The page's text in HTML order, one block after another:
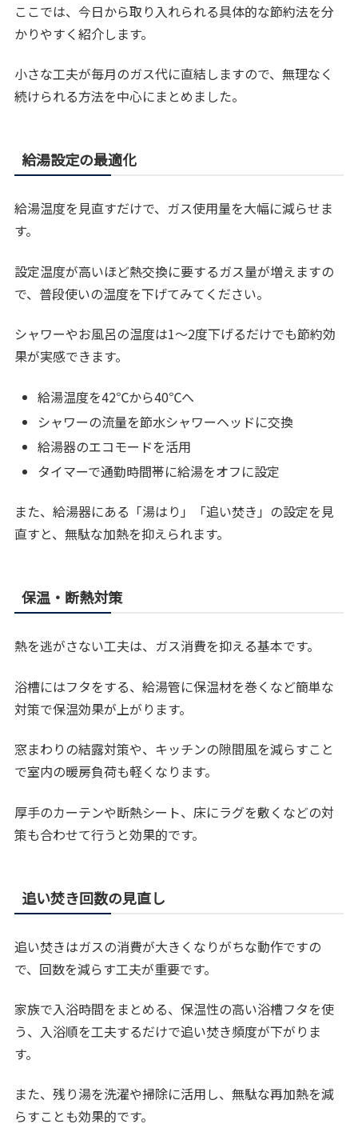
ここでは、今日から取り入れられる具体的な節約法を分
かりやすく紹介します。
小さな工夫が毎月のガス代に直結しますので、無理なく
続けられる方法を中心にまとめました。
給湯設定の最適化
給湯温度を見直すだけで、ガス使用量を大幅に減らせま
す。
設定温度が高いほど熱交換に要するガス量が増えますの
で、普段使いの温度を下げてみてください。
シャワーやお風呂の温度は1〜2度下げるだけでも節約効
果が実感できます。
給湯温度を42℃から40℃へ
シャワーの流量を節水シャワーヘッドに交換
給湯器のエコモードを活用
タイマーで通勤時間帯に給湯をオフに設定
また、給湯器にある「湯はり」「追い焚き」の設定を見
直すと、無駄な加熱を抑えられます。
保温・断熱対策
熱を逃がさない工夫は、ガス消費を抑える基本です。
浴槽にはフタをする、給湯管に保温材を巻くなど簡単な
対策で保温効果が上がります。
窓まわりの結露対策や、キッチンの隙間風を減らすこと
で室内の暖房負荷も軽くなります。
厚手のカーテンや断熱シート、床にラグを敷くなどの対
策も合わせて行うと効果的です。
追い焚き回数の見直し
追い焚きはガスの消費が大きくなりがちな動作ですの
で、回数を減らす工夫が重要です。
家族で入浴時間をまとめる、保温性の高い浴槽フタを使
う、入浴順を工夫するだけで追い焚き頻度が下がりま
す。
また、残り湯を洗濯や掃除に活用し、無駄な再加熱を減
らすことも効果的です。